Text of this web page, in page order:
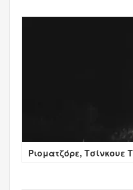
Ριοματζόρε, Τσίνκουε